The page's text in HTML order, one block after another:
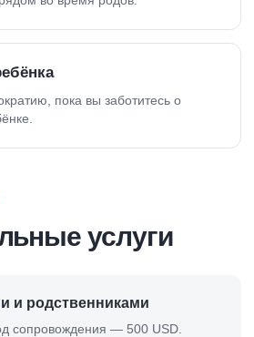
пока вы заботитесь о
услуги
и родственниками
сопровождения — 500 USD.